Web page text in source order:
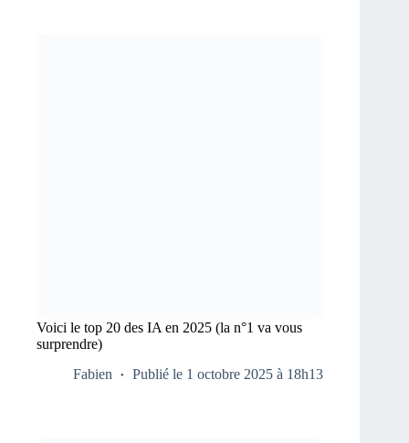
Voici le top 20 des IA en 2025 (la n°1 va vous
surprendre)
Fabien
Publié le 1 octobre 2025 à 18h13